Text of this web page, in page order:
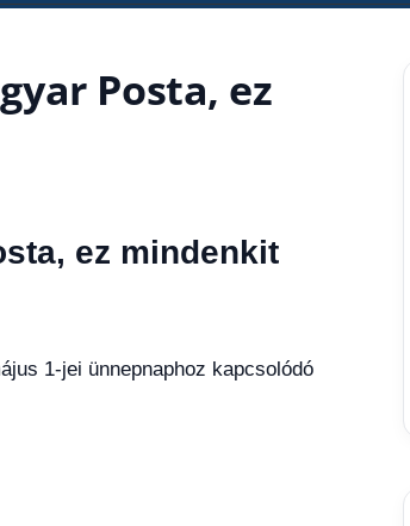
Posta, ez
ez mindenkit
1-jei ünnepnaphoz kapcsolódó